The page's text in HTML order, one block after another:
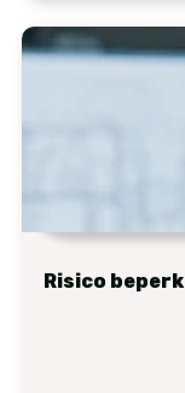
Risico